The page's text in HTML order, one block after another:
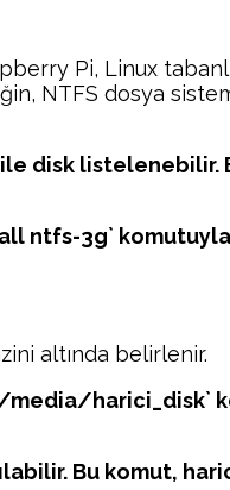
Pi, Linux
NTFS dosya
disk listelenebilir.
ntfs-3g`
altında belirlenir.
media/harici_disk`
Bu komut,